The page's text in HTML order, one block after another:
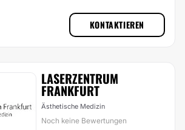
KONTAKTIEREN
LASERZENTRUM
FRANKFURT
Ästhetische Medizin
Noch keine Bewertungen